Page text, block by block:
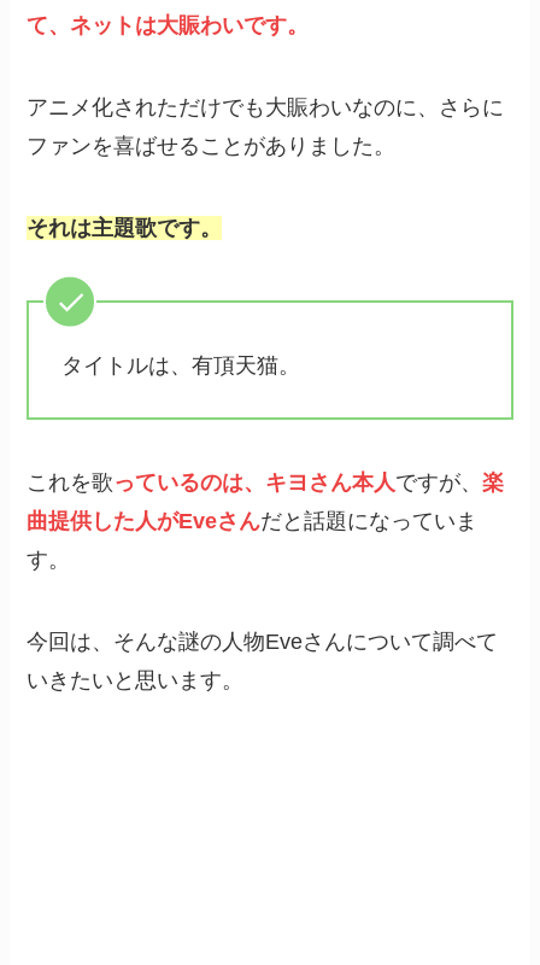
て、ネットは大賑わいです。
アニメ化されただけでも大賑わいなのに、さらに
ファンを喜ばせることがありました。
それは主題歌です。
タイトルは、有頂天猫。
これを歌っているのは、キヨさん本人 ですが、楽
曲提供した人がEveさんだと話題になっていま
す。
今回は、そんな謎の人物Eveさんについて調べて
いきたいと思います。